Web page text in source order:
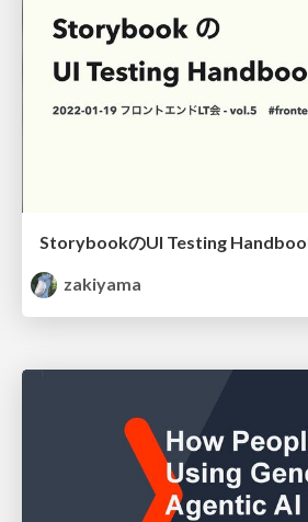
StorybookのUI Testing
zakiyama